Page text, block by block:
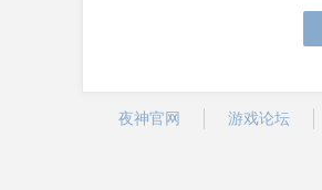
夜神官网 游戏论坛